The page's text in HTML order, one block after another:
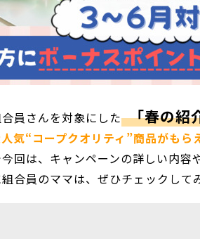
員さんを対象にした 「春の紹
気“コープクオリティ”商品がもら
回は、キャンペーンの詳しい内
合員のママは、ぜひチェックして